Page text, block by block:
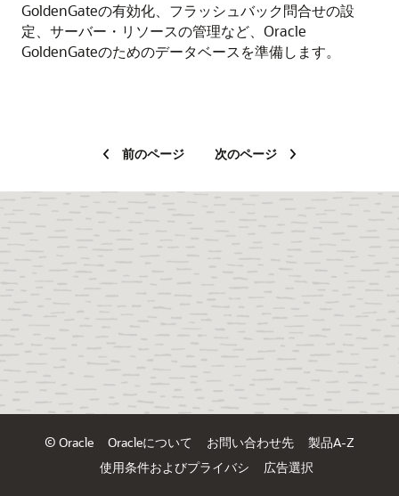
GoldenGateの有効化、フラッシュバック問合せの設
定、サーバー・リソースの管理など、Oracle
GoldenGateのためのデータベースを準備します。
前のページ 次のページ
© Oracle Oracleについて お問い合わせ先
製品A-Z
使用条件およびプライバシ
広告選択